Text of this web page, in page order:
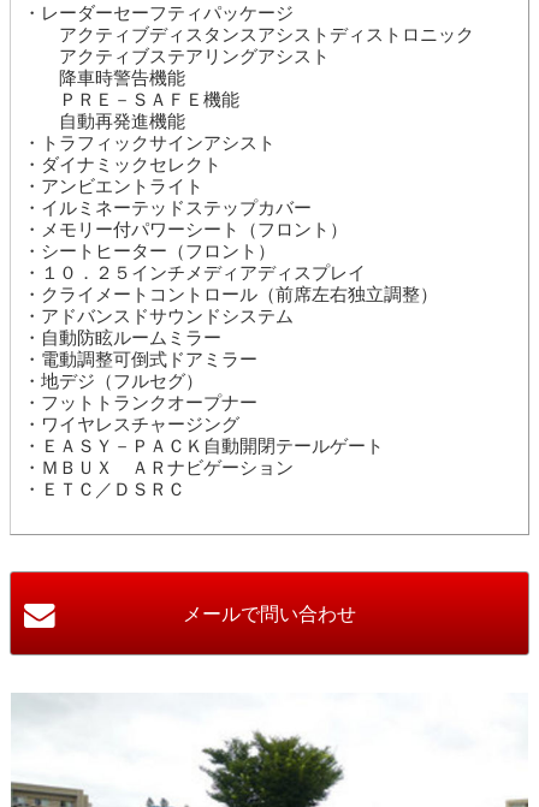
・レーダーセーフティパッケージ
アクティブディスタンスアシストディストロニック
アクティブステアリングアシスト
降車時警告機能
ＰＲＥ－ＳＡＦＥ機能
自動再発進機能
・トラフィックサインアシスト
・ダイナミックセレクト
・アンビエントライト
・イルミネーテッドステップカバー
・メモリー付パワーシート（フロント）
・シートヒーター（フロント）
・１０．２５インチメディアディスプレイ
・クライメートコントロール（前席左右独立調整）
・アドバンスドサウンドシステム
・自動防眩ルームミラー
・電動調整可倒式ドアミラー
・地デジ（フルセグ）
・フットトランクオープナー
・ワイヤレスチャージング
・ＥＡＳＹ－ＰＡＣＫ自動開閉テールゲート
・ＭＢＵＸ ＡＲナビゲーション
・ＥＴＣ／ＤＳＲＣ